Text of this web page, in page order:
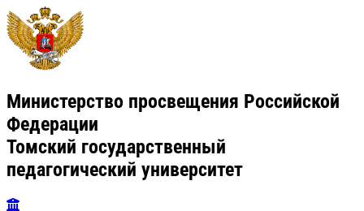
Министерство просвещения Российской
Федерации
Томский государственный
педагогический университет